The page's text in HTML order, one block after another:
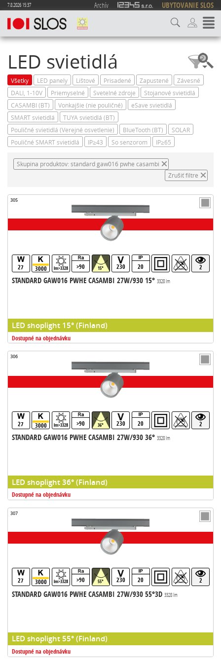
7.8.2026 15:37 Archív UBYTOVANIE SLOS
LED svietidlá
Všetky LED panely Lištové Prisadené Zapustené
Závesné
DALI, 1-10V
Priemyselné Svetelné zdroje
Stojanové svietidlá
CASAMBI (BT)
Vonkajšie (nie pouličné)
eSave svietidlá
SMART svietidlá
TUYA svietidlá (BT)
Pouličné svietidlá (Verejné osvetlenie)
BlueTooth (BT)
SOLAR
Pouličné SMART svietidlá
IP≥43 So senzorom IP≥65
Skupina produktov: standard gaw016 pwhe casambi
Zrušiť filtre
305
27 3000 lm>3328 >90 15° 230 20 2
STANDARD GAW016 PWHE CASAMBI 27W/930 15° 3328 lm
LED shoplight 15° (Finland)
Dostupné na objednávku
306
27 3000 lm>3328 >90 36° 230 20 2
STANDARD GAW016 PWHE CASAMBI 27W/930 36° 3328 lm
LED shoplight 36° (Finland)
Dostupné na objednávku
307
27 3000 lm>3328 >90 55° 230 20 2
STANDARD GAW016 PWHE CASAMBI 27W/930 55°3D 3328 lm
LED shoplight 55° (Finland)
Dostupné na objednávku